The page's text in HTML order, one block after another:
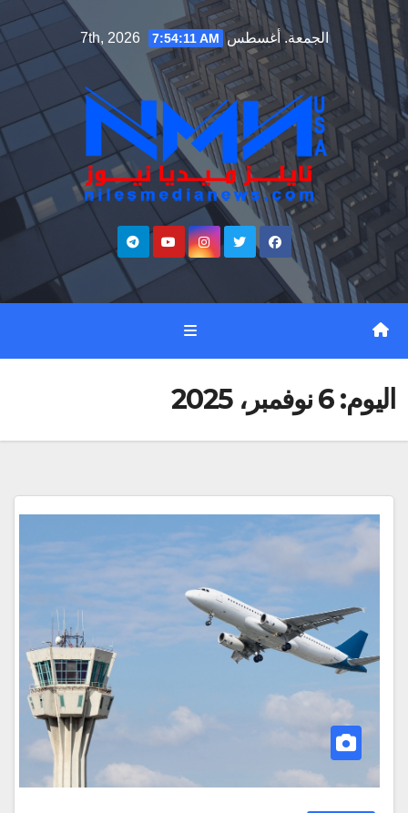
Skip
to
content
الجمعة. أغسطس 7th, 2026 7:54:12 AM
اليوم:6 نوفمبر، 2025